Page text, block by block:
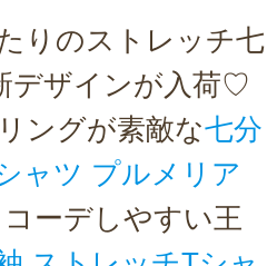
りのストレッチ七
デザインが入荷♡
ングが素敵な七分
ャツ プルメリア
コーデしやすい王